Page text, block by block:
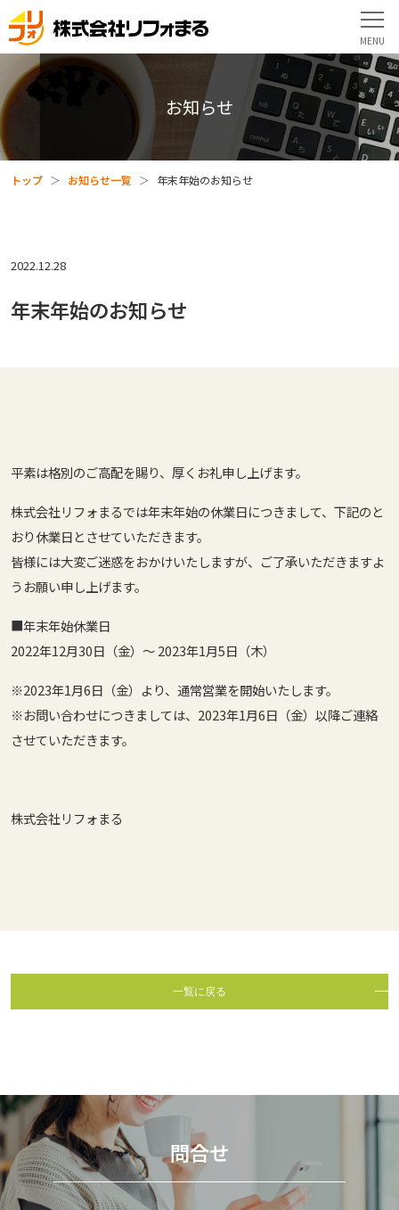
お知らせ
トップ お知らせ一覧 年末年始のお知らせ
2022.12.28
年末年始のお知らせ
平素は格別のご高配を賜り、厚くお礼申し上げます。
株式会社リフォまるでは年末年始の休業日につきまして、下記のと
おり休業日とさせていただきます。
皆様には大変ご迷惑をおかけいたしますが、ご了承いただきますよ
うお願い申し上げます。
■年末年始休業日
2022年12月30日（金）～ 2023年1月5日（木）
※2023年1月6日（金）より、通常営業を開始いたします。
※お問い合わせにつきましては、2023年1月6日（金）以降ご連絡
させていただきます。
株式会社リフォまる
一覧に戻る
問合せ